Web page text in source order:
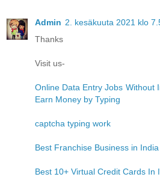
Admin 2. kesäkuuta 2021 klo
Thanks
Visit us-
Online Data Entry Jobs Without
Earn Money by Typing
captcha typing work
Best Franchise Business in
Best 10+ Virtual Credit Cards In